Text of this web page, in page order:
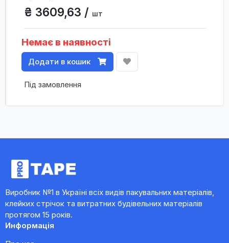
₴ 3609,63 / шт
Немає в наявності
Додати в кошик
Під замовлення
Виробник №1 в Україні всіх видів пакувальних матеріалів,
клейких стрічок та витратних будівельних матеріалів
протягом 15 років.
Информація